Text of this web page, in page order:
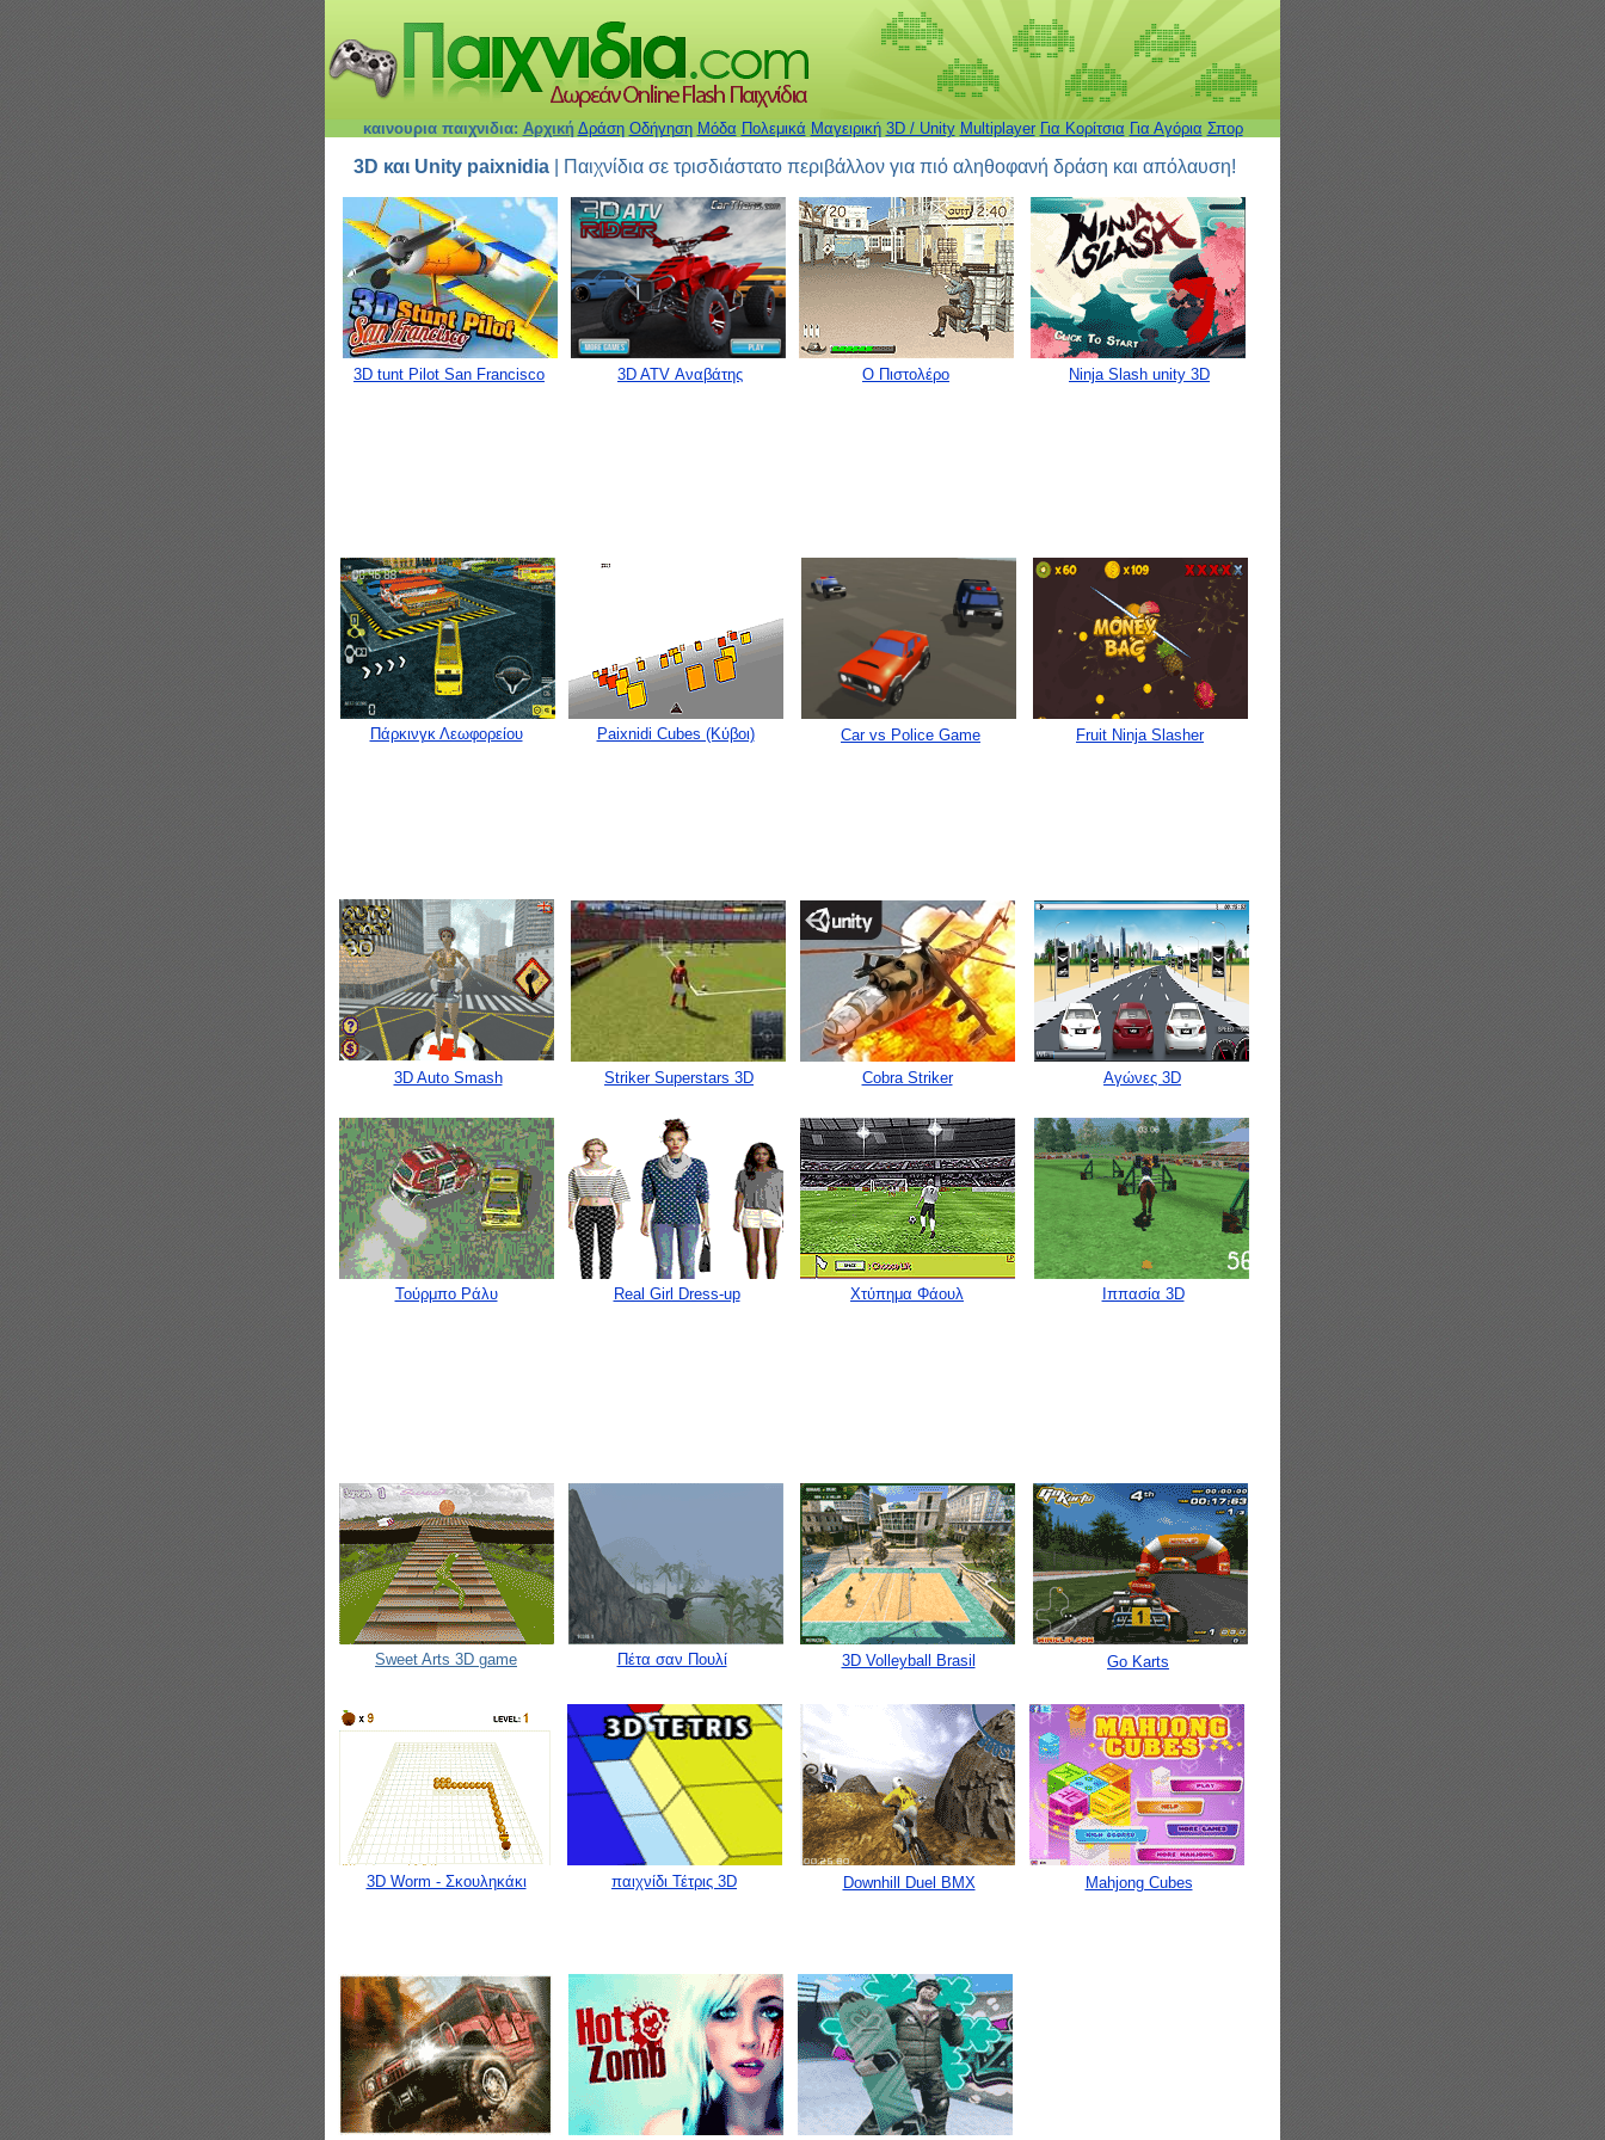
καινουρια παιχνιδια: Αρχική Δράση Οδήγηση Μόδα Πολεμικά Μαγειρική 3D / Unity Multiplayer Για Κορίτσια Για Αγόρια Σπορ
3D και Unity paixnidia | Παιχνίδια σε τρισδιάστατο περιβάλλον για πιό αληθοφανή δράση και απόλαυση!
3D tunt Pilot San Francisco 3D ATV Αναβάτης Ο Πιστολέρο Ninja Slash unity 3D
Πάρκινγκ Λεωφορείου Paixnidi Cubes (Κύβοι) Car vs Police Game Fruit Ninja Slasher
3D Auto Smash Striker Superstars 3D Cobra Striker Αγώνες 3D
Τούρμπο Ράλυ Real Girl Dress-up Χτύπημα Φάουλ Ιππασία 3D
Sweet Arts 3D game Πέτα σαν Πουλί 3D Volleyball Brasil Go Karts
3D Worm - Σκουληκάκι παιχνίδι Τέτρις 3D Downhill Duel BMX Mahjong Cubes